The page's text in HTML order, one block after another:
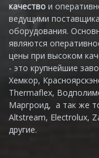
качество и
ведущими
оборудования.
являются
цены при высоком
- это крупнейшие
Хемкор,
Thermaflex,
Маргроид, а так же
Altstream, Electrolux,
другие.